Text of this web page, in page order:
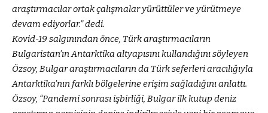
araştırmacılar ortak çalışmalar yürüttüler ve yürütmeye
devam ediyorlar.” dedi.
Kovid-19 salgınından önce, Türk araştırmacıların
Bulgaristan’ın Antarktika altyapısını kullandığını söyleyen
Özsoy, Bulgar araştırmacıların da Türk seferleri aracılığıyla
Antarktika’nın farklı bölgelerine erişim sağladığını anlattı.
Özsoy, “Pandemi sonrası işbirliği, Bulgar ilk kutup deniz